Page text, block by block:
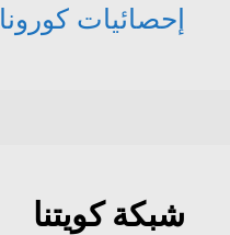
إحصائيات كورونا
شبكة كويتنا